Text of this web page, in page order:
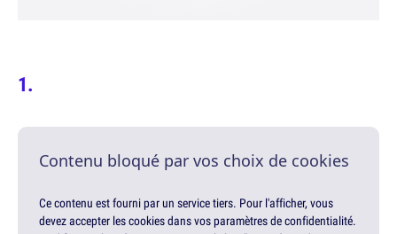
Contenu bloqué par vos choix de cookies
Ce contenu est fourni par un service tiers. Pour l'afficher, vous
devez accepter les cookies dans vos paramètres de confidentialité.